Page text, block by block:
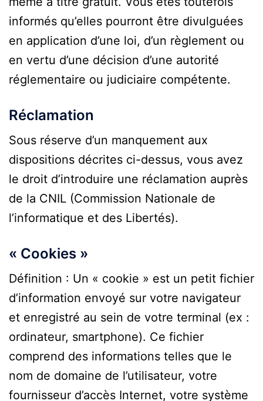
informés qu’elles pourront être divulguées
en application d’une loi, d’un règlement ou
en vertu d’une décision d’une autorité
réglementaire ou judiciaire compétente.
Réclamation
Sous réserve d’un manquement aux
dispositions décrites ci-dessus, vous avez
le droit d’introduire une réclamation auprès
de la CNIL (Commission Nationale de
l’informatique et des Libertés).
« Cookies »
Définition : Un « cookie » est un petit fichier
d’information envoyé sur votre navigateur
et enregistré au sein de votre terminal (ex :
ordinateur, smartphone). Ce fichier
comprend des informations telles que le
nom de domaine de l’utilisateur, votre
fournisseur d’accès Internet, votre système